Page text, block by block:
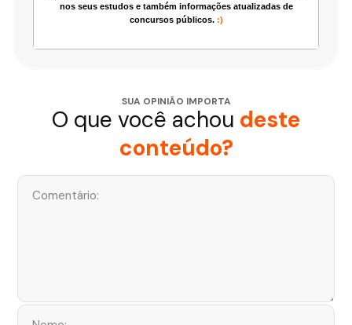
nos seus estudos e também informações atualizadas de
concursos públicos. :)
SUA OPINIÃO IMPORTA
O que você achou deste
conteúdo?